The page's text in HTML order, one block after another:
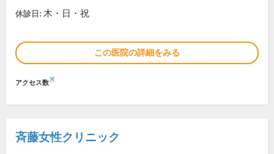
休診日: 木・日・祝
この医院の詳細をみる
アクセス数※
斉藤女性クリニック